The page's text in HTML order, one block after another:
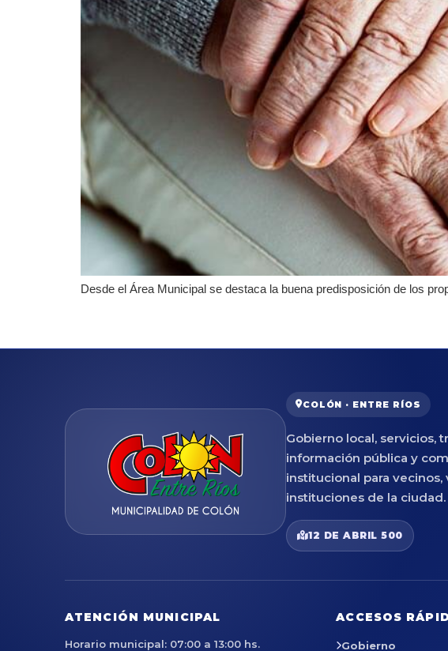
Desde el Área Municipal se destaca la buena predisposición de los
COLÓN · ENTRE RÍOS
Gobierno local, servicios,
información pública y
institucional para vecinos,
instituciones de la ciudad.
12 DE ABRIL 500
ATENCIÓN MUNICIPAL
Horario municipal: 07:00 a 13:00 hs.
ACCESOS
Gobierno